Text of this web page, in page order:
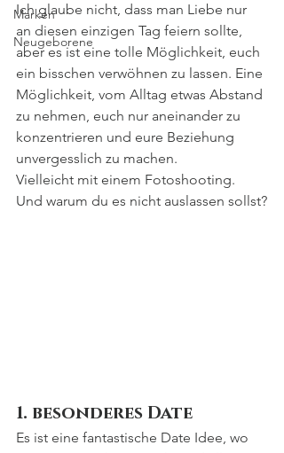
Marken
Neugeborene
Ich glaube nicht, dass man Liebe nur
an diesen einzigen Tag feiern sollte,
aber es ist eine tolle Möglichkeit, euch
ein bisschen verwöhnen zu lassen. Eine
Möglichkeit, vom Alltag etwas Abstand
zu nehmen, euch nur aneinander zu
konzentrieren und eure Beziehung
unvergesslich zu machen.
Vielleicht mit einem Fotoshooting.
Und warum du es nicht auslassen sollst?
1. besonderes Date
Es ist eine fantastische Date Idee, wo